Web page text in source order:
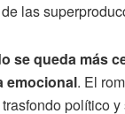
las
se queda más
emocional. El
político